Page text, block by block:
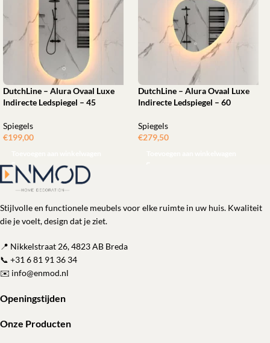
DutchLine – Alura Ovaal Luxe
Indirecte Ledspiegel – 45
Spiegels
€199,00
DutchLine – Alura Ovaal Luxe
Indirecte Ledspiegel – 60
Spiegels
€279,50
Stijlvolle en functionele meubels voor elke ruimte in uw huis. Kwaliteit
die je voelt, design dat je ziet.
📍 Nikkelstraat 26, 4823 AB Breda
📞 +31 6 81 91 36 34
✉️ info@enmod.nl
Openingstijden
Onze Producten